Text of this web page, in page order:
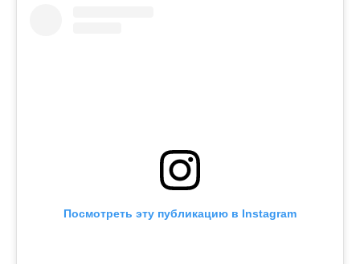
Посмотреть эту публикацию в Instagram